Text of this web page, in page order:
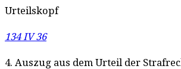
Urteilskopf
134 IV 36
4. Auszug aus dem Urteil der